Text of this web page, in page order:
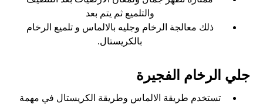
والتلميع ثم يتم بعد
ذلك معالجة الرخام وجليه بالالماس و تلميع الرخام
بالكريستال.
جلي الرخام الفجيرة
تستخدم طريقة الالماس وطريقة الكريستال في مهمة